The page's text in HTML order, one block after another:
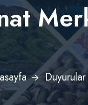
Duyurular